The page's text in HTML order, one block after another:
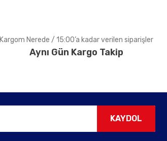
Kargom Nerede / 15:00’a kadar verilen siparişler
Aynı Gün Kargo Takip
KAYDOL